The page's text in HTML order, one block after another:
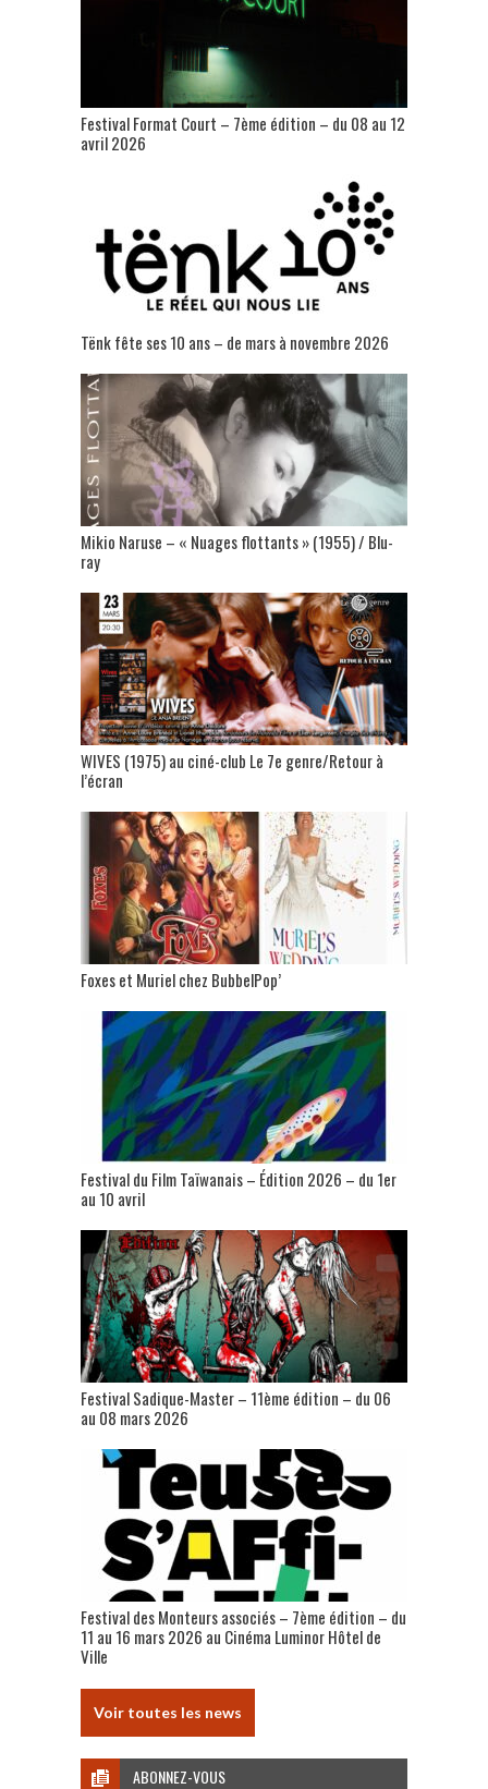
Festival Format Court – 7ème édition – du 08 au 12
avril 2026
Tënk fête ses 10 ans – de mars à novembre 2026
Mikio Naruse – « Nuages flottants » (1955) / Blu-
ray
WIVES (1975) au ciné-club Le 7e genre/Retour à
l’écran
Foxes et Muriel chez BubbelPop’
Festival du Film Taïwanais – Édition 2026 – du 1er
au 10 avril
Festival Sadique-Master – 11ème édition – du 06
au 08 mars 2026
Festival des Monteurs associés – 7ème édition – du
11 au 16 mars 2026 au Cinéma Luminor Hôtel de
Ville
Voir toutes les news
ABONNEZ-VOUS